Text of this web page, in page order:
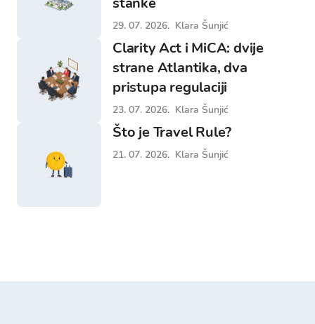
29. 07. 2026. Klara Šunjić
Clarity Act i MiCA: dvije
strane Atlantika, dva
pristupa regulaciji
23. 07. 2026. Klara Šunjić
Što je Travel Rule?
21. 07. 2026. Klara Šunjić